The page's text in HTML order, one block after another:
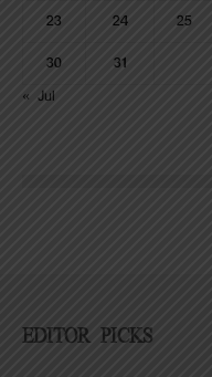
23 24 25
30
31
« Jul
EDITOR PICKS